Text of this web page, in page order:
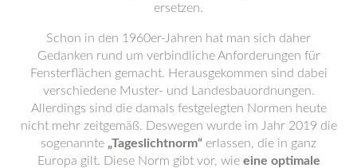
ersetzen.
Schon in den 1960er-Jahren hat man sich daher
Gedanken rund um verbindliche Anforderungen für
Fensterflächen gemacht. Herausgekommen sind dabei
verschiedene Muster- und Landesbauordnungen.
Allerdings sind die damals festgelegten Normen heute
nicht mehr zeitgemäß. Deswegen wurde im Jahr 2019 die
sogenannte „Tageslichtnorm“ erlassen, die in ganz
Europa gilt. Diese Norm gibt vor, wie eine optimale